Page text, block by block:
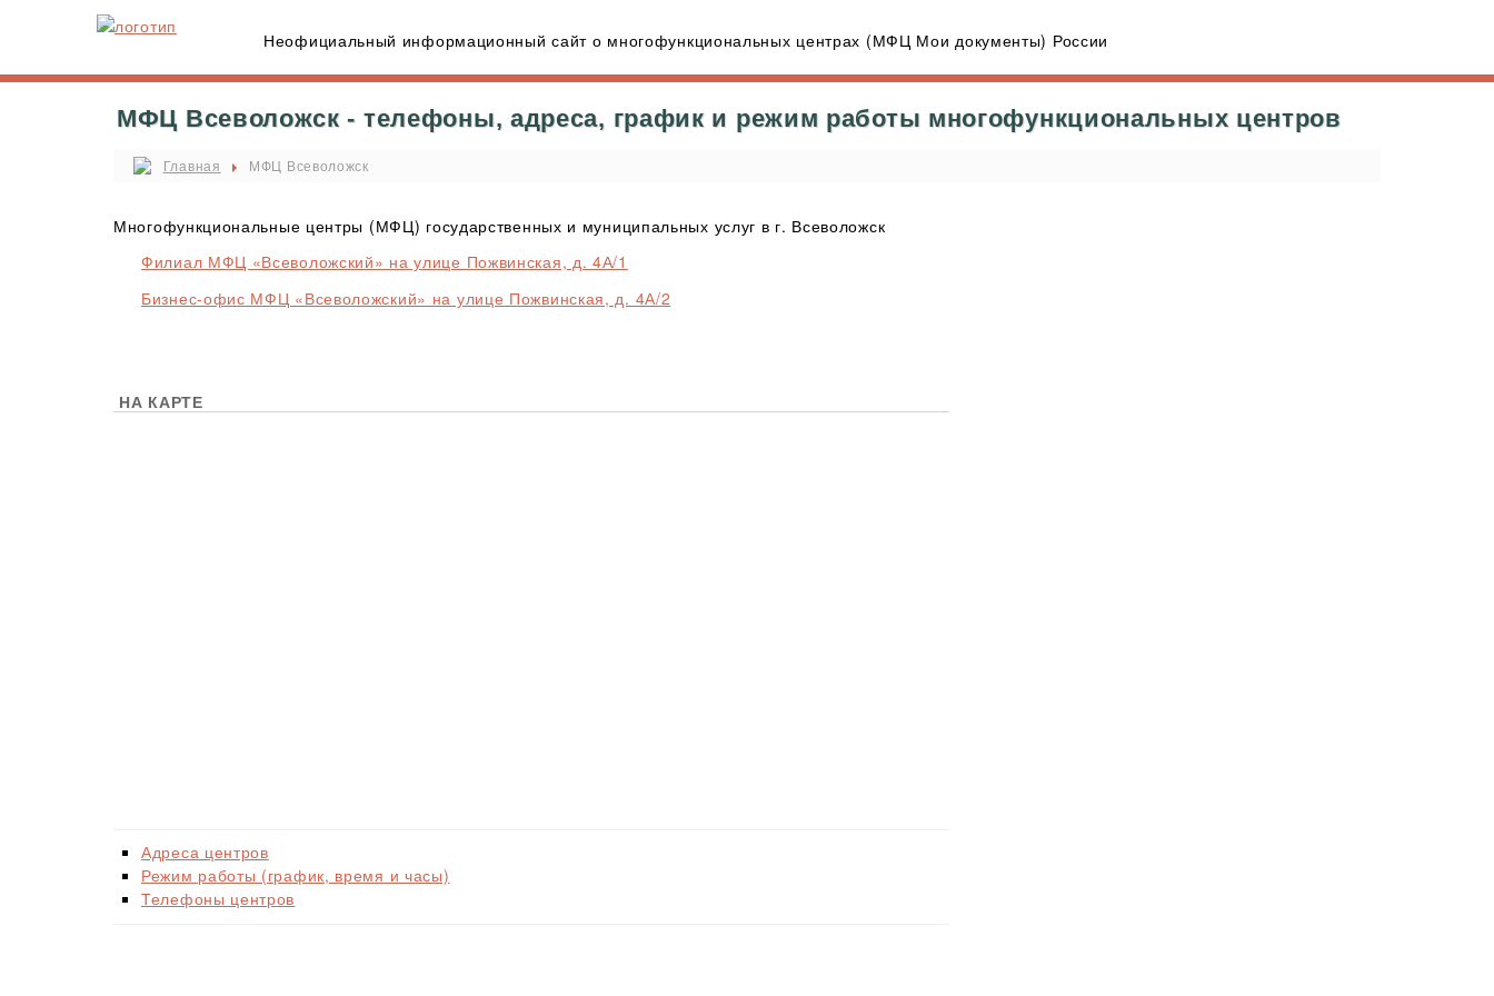
Неофициальный информационный сайт о многофункциональных центрах (МФЦ Мои документы) России
МФЦ Всеволожск - телефоны, адреса, график и режим работы многофункциональных центров
Главная МФЦ Всеволожск
Многофункциональные центры (МФЦ) государственных и муниципальных услуг в г. Всеволожск
Филиал МФЦ «Всеволожский» на улице Пожвинская, д. 4А/1
Бизнес-офис МФЦ «Всеволожский» на улице Пожвинская, д. 4А/2
НА КАРТЕ
Адреса центров
Режим работы (график, время и часы)
Телефоны центров